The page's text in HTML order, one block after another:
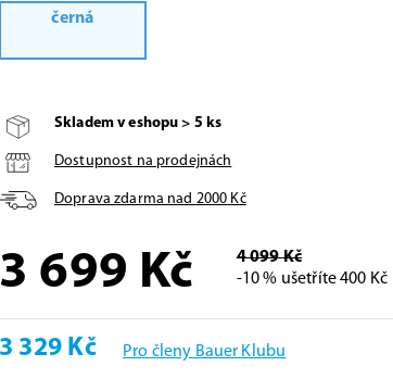
černá
Skladem v eshopu > 5 ks
Dostupnost na prodejnách
Doprava zdarma nad 2000 Kč
3 699 Kč
4 099 Kč
-10 % ušetříte 400 Kč
3 329 Kč Pro členy Bauer Klubu